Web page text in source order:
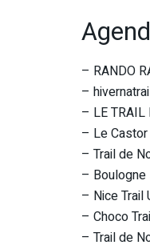
– RANDO
–
– LE TRAIL
– Le Castor
– Trail de
– Boulogne
– Nice Trail
– Choco
– Trail de